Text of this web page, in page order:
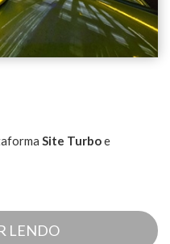
Site Turboe
LENDO